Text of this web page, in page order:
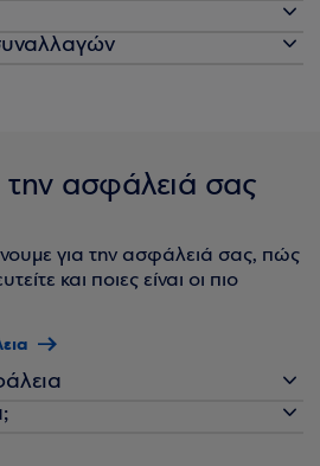
ασφάλειά σας
για την ασφάλειά σας, πώς
και ποιες είναι οι πιο